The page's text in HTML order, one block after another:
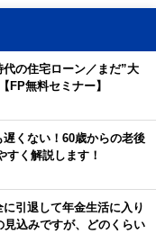
の住宅ローン／まだ”大
FP無料セミナー】
遅くない！60歳からの老後
すく解説します！
に引退して年金生活に入り
見込みですが、どのくらい